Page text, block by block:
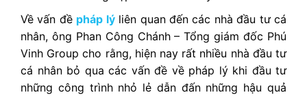
Về vấn đề pháp lýliên quan đến các nhà đầu tư cá
nhân, ông Phan Công Chánh – Tổng giám đốc Phú
Vinh Group cho rằng, hiện nay rất nhiều nhà đầu tư
cá nhân bỏ qua các vấn đề về pháp lý khi đầu tư
những công trình nhỏ lẻ dẫn đấn những hậu quả